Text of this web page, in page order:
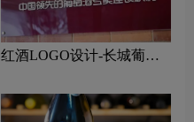
红酒LOGO设计-长城葡萄